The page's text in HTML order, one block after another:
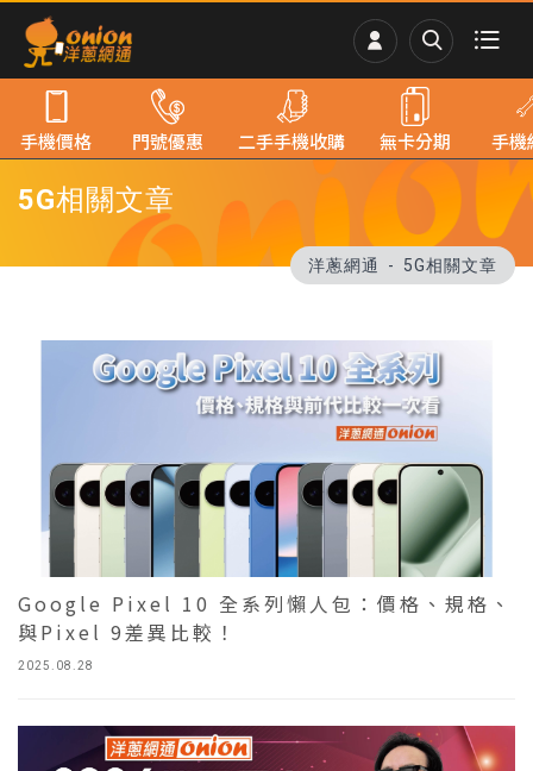
5G相關文章
洋蔥網通 5G相關文章
2025.08.28
Google Pixel 10 全系列懶人包：價格、規格、
與Pixel 9差異比較！
手機價格 門號優惠 二手手機收購 無卡分期 手機